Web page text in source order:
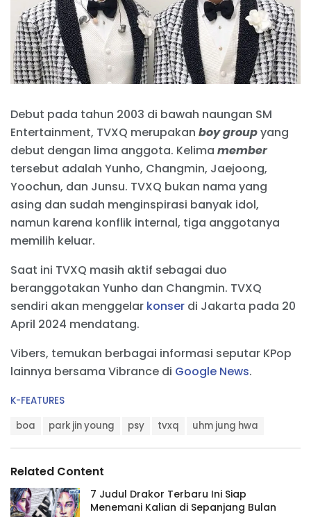
Debut pada tahun 2003 di bawah naungan SM
Entertainment, TVXQ merupakan boy groupyang
debut dengan lima anggota. Kelima member
tersebut adalah Yunho, Changmin, Jaejoong,
Yoochun, dan Junsu. TVXQ bukan nama yang
asing dan sudah menginspirasi banyak idol,
namun karena konflik internal, tiga anggotanya
memilih keluar.
Saat ini TVXQ masih aktif sebagai duo
beranggotakan Yunho dan Changmin. TVXQ
sendiri akan menggelar konser di Jakarta pada 20
April 2024 mendatang.
Vibers, temukan berbagai informasi seputar KPop
lainnya bersama Vibrance di Google News.
C
r
i
e
s
K-FEATURES
:
boa park jin young psy tvxq uhm jung hwa
Related Content
7 Judul Drakor Terbaru Ini Siap
Menemani Kalian di Sepanjang Bulan